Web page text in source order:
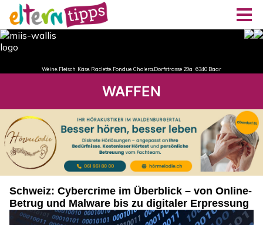
WAFFEN
Schweiz: Cybercrime im Überblick – von Online-
Betrug und Malware bis zu digitaler Erpressung